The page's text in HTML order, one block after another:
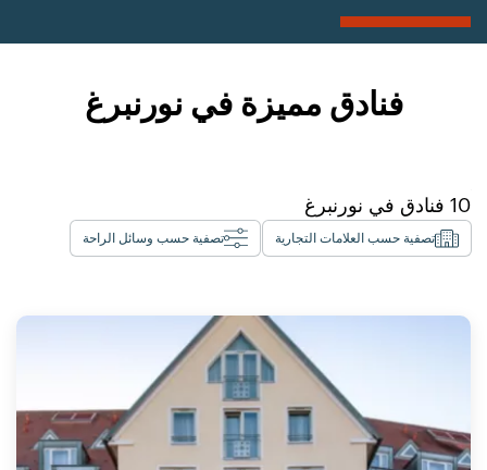
فنادق مميزة في نورنبرغ
10 فنادق في نورنبرغ
تصفية حسب العلامات التجارية تصفية حسب وسائل الراحة